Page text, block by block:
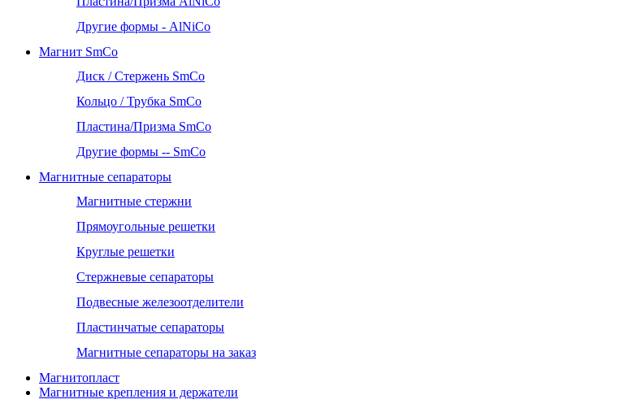
Другие формы - AlNiCo
Магнит SmCo
Диск / Стержень SmCo
Кольцо / Трубка SmCo
Пластина/Призма SmCo
Другие формы -- SmCo
Магнитные сепараторы
Магнитные стержни
Прямоугольные решетки
Круглые решетки
Стержневые сепараторы
Подвесные железоотделители
Пластинчатые сепараторы
Магнитные сепараторы на заказ
Магнитопласт
Магнитные крепления и держатели